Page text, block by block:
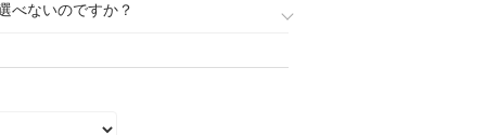
べないのですか？